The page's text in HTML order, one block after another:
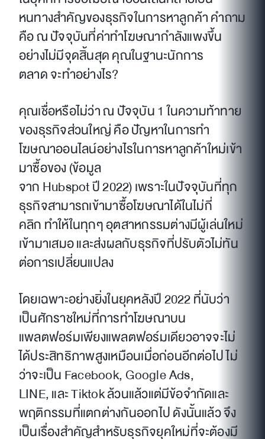
หนทางสำคัญของธุรกิจในการหาลูกค้า คำถาม
คือ ณ ปัจจุบันที่ค่าทำโฆษณากำลังแพงขึ้น
อย่างไม่มีจุดสิ้นสุด คุณในฐานะนักการ
ตลาด จะทำอย่างไร?
คุณเชื่อหรือไม่ว่า ณ ปัจจุบัน 1 ในความท้าทาย
ของธุรกิจส่วนใหญ่ คือ ปัญหาในการทำ
โฆษณาออนไลน์อย่างไรในการหาลูกค้าใหม่เข้า
มาซื้อของ (ข้อมูล
จาก Hubspot ปี 2022) เพราะในปัจจุบันที่ทุก
ธุรกิจสามารถเข้ามาซื้อโฆษณาได้ในไม่กี่
คลิก ทำให้ในทุกๆ อุตสาหกรรมต่างมีผู้เล่นใหม่
เข้ามาเสมอ และส่งผลกับธุรกิจที่ปรับตัวไม่ทัน
ต่อการเปลี่ยนแปลง
โดยเฉพาะอย่างยิ่งในยุคหลังปี 2022 ที่นับว่า
เป็นศักราชใหม่ที่การทำโฆษณาบน
แพลตฟอร์มเพียงแพลตฟอร์มเดียวอาจจะไม่
ได้ประสิทธิภาพสูงเหมือนเมื่อก่อนอีกต่อไป ไม่
ว่าจะเป็น Facebook, Google Ads,
LINE, และ Tiktok ล้วนแล้วแต่มีข้อจำกัดและ
พฤติกรรมที่แตกต่างกันออกไป ดังนั้นแล้ว จึง
เป็นเรื่องสำคัญสำหรับธุรกิจยุคใหม่ที่จะต้องมี